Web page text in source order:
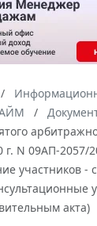
г. N 09АП-
участников -
акта)